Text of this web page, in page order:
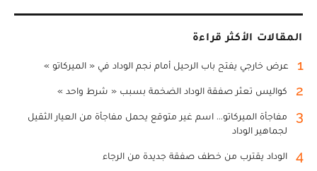
المقالات الأكثر قراءة
1 عرض خارجي يفتح باب الرحيل أمام نجم الوداد في « الميركاتو »
2 كواليس تعثر صفقة الوداد الضخمة بسبب « شرط واحد »
3
مفاجأة الميركاتو... اسم غير متوقع يحمل مفاجأة من العيار الثقيل
لجماهير الوداد
4 الوداد يقترب من خطف صفقة جديدة من الرجاء